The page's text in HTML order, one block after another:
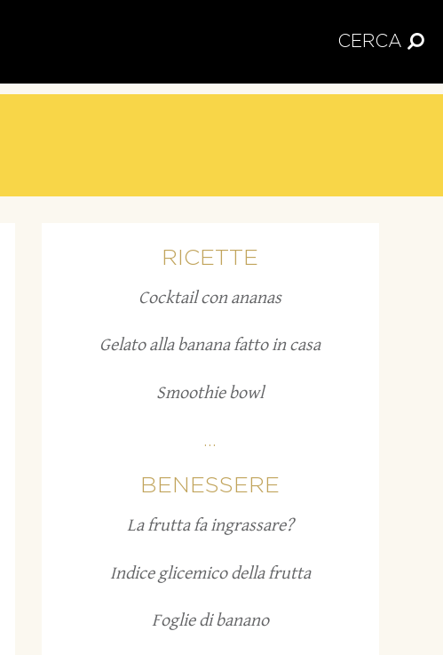
CERCA
RICETTE
Cocktail con ananas
Gelato alla banana fatto in casa
Smoothie bowl
...
BENESSERE
La frutta fa ingrassare?
Indice glicemico della frutta
Foglie di banano